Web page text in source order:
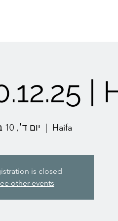
|
יום ד׳, 10 בדצמ׳ Haifa
is closed
other events